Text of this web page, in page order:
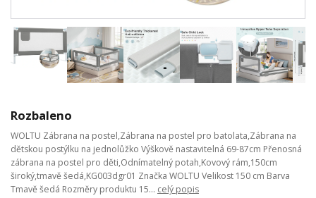
Rozbaleno
WOLTU Zábrana na postel,Zábrana na postel pro batolata,Zábrana na
dětskou postýlku na jednolůžko Výškově nastavitelná 69-87cm Přenosná
zábrana na postel pro děti,Odnímatelný potah,Kovový rám,150cm
široký,tmavě šedá,KG003dgr01 Značka WOLTU Velikost 150 cm Barva
Tmavě šedá Rozměry produktu 15... celý popis